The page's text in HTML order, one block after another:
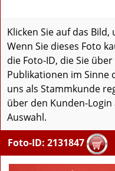
Klicken Sie auf das
Wenn Sie dieses Foto
die Foto-ID, die Sie
Publikationen im Sinne
uns als Stammkunde
über den Kunden-
Auswahl.
Foto-ID: 2131847